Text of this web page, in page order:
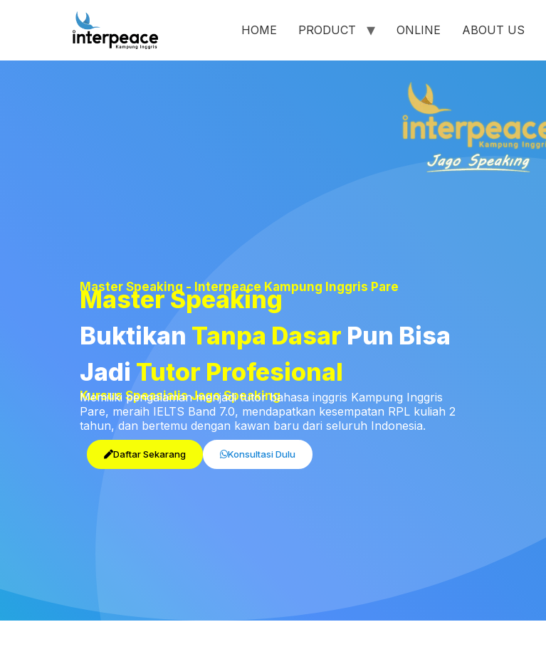
HOME PRODUCT ONLINE ABOUT US
Master Speaking - Interpeace Kampung Inggris Pare
Master Speaking
Buktikan Tanpa Dasar Pun Bisa
Jadi Tutor Profesional
Kursus Speasialis Jago Speaking
Memiliki pengalaman menjadi tutor bahasa inggris Kampung Inggris
Pare, meraih IELTS Band 7.0, mendapatkan kesempatan RPL kuliah 2
tahun, dan bertemu dengan kawan baru dari seluruh Indonesia.
Daftar Sekarang Konsultasi Dulu